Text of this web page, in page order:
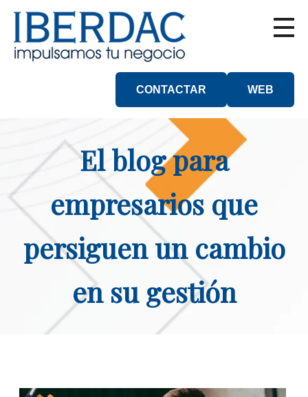
WEB
CONTACTAR
El blog para
empresarios que
persiguen un cambio
en su gestión